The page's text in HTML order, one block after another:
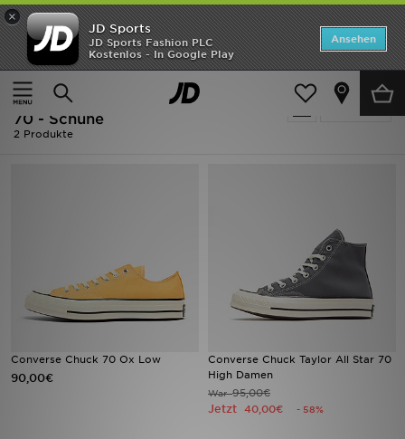
×
JD Sports
JD Sports Fashion PLC
Kostenlos - In Google Play
Ansehen
Startseite
Herren
verfeinern
Herren - Converse Converse Chuck
70 - Schuhe
2 Produkte
Converse Chuck 70 Ox Low
90,00€
Converse Chuck Taylor All Star 70
High Damen
War95,00€
Jetzt 40,00€ - 58%
Startseite
ANGEBOTE
Marken
Bestsellers
JD Exklusives